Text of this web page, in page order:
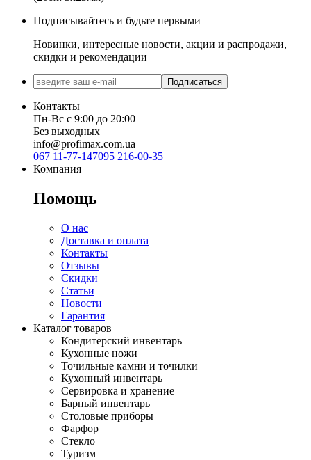
Подписывайтесь и будьте первыми
Новинки, интересные новости, акции и распродажи,
скидки и рекомендации
Подписаться
Контакты
Пн-Вс с 9:00 до 20:00
Без выходных
info@profimax.com.ua
067 11-77-147095 216-00-35
Компания
Помощь
О нас
Доставка и оплата
Контакты
Отзывы
Скидки
Статьи
Новости
Гарантия
Каталог товаров
Кондитерский инвентарь
Кухонные ножи
Точильные камни и точилки
Кухонный инвентарь
Сервировка и хранение
Барный инвентарь
Столовые приборы
Фарфор
Стекло
Туризм